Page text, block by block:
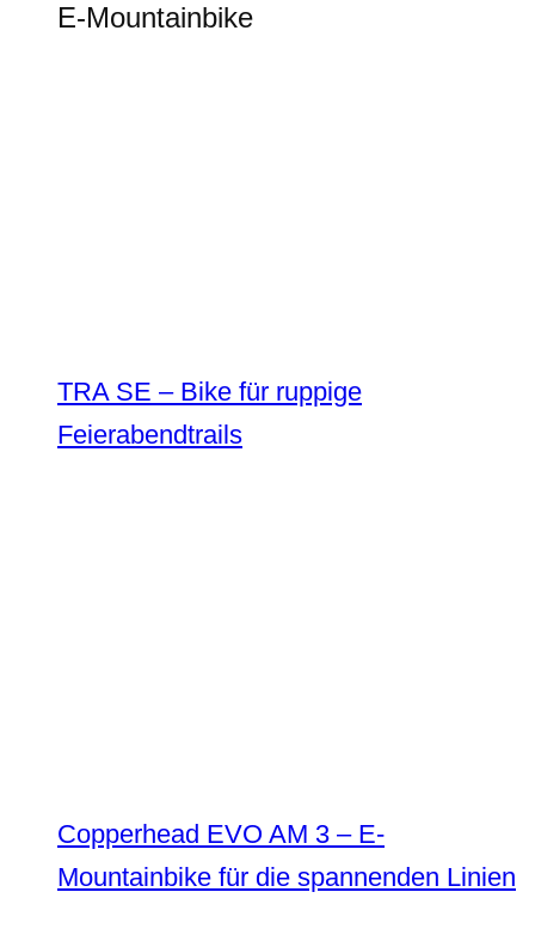
E-Mountainbike
TRA SE – Bike für ruppige
Feierabendtrails
Copperhead EVO AM 3 – E-
Mountainbike für die spannenden Linien